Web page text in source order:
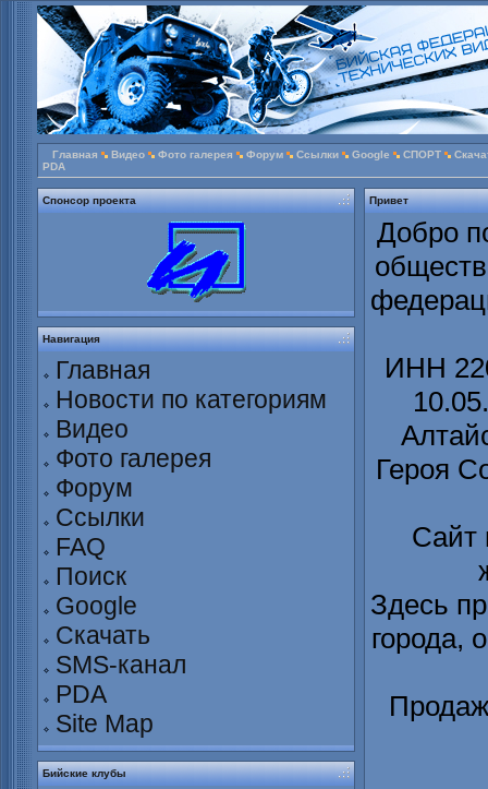
Главная Видео Фото галерея Форум Ссылки Google СПОРТ
PDA
Спонсор проекта
Навигация
Главная
Новости по категориям
Видео
Фото галерея
Форум
Ссылки
FAQ
Поиск
Google
Скачать
SMS-канал
PDA
Site Map
Бийские клубы
Привет
Добро
ИНН
Героя
Сайт
Здесь
города,